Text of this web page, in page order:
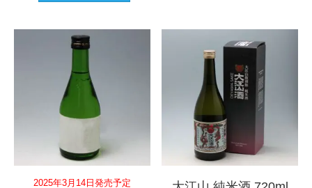
2025年3月14日発売予定